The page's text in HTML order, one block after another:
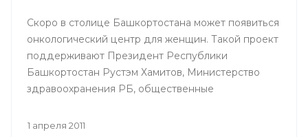
Скоро в столице Башкортостана может появиться
онкологический центр для женщин. Такой проект
поддерживают Президент Республики
Башкортостан Рустэм Хамитов, Министерство
здравоохранения РБ, общественные
1 апреля 2011